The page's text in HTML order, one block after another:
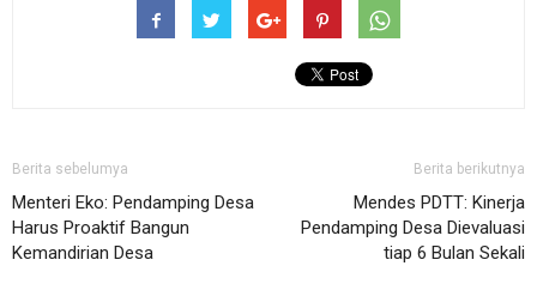
Berita sebelumya
Menteri Eko: Pendamping Desa
Harus Proaktif Bangun
Kemandirian Desa
Berita berikutnya
Mendes PDTT: Kinerja
Pendamping Desa Dievaluasi
tiap 6 Bulan Sekali